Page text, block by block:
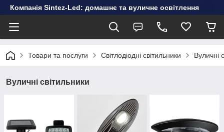
Компанія Sintez-Led: домашнє та вуличне освітлення
Товари та послуги Світлодіодні світильники Вуличні
Вуличні світильники